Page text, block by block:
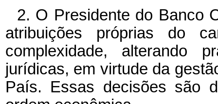
2. O Presidente do Banco
atribuições próprias do
complexidade, alterando
jurídicas, em virtude da
País. Essas decisões são